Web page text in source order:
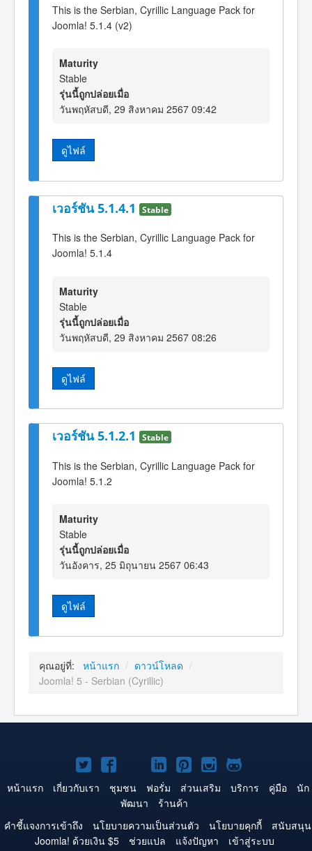
This is the Serbian, Cyrillic Language Pack for
Joomla! 5.1.4 (v2)
Maturity
Stable
รุ่นนี้ถูกปล่อยเมื่อ
วันพฤหัสบดี, 29 สิงหาคม 2567 09:42
ดูไฟล์
เวอร์ชัน 5.1.4.1 Stable
This is the Serbian, Cyrillic Language Pack for
Joomla! 5.1.4
Maturity
Stable
รุ่นนี้ถูกปล่อยเมื่อ
วันพฤหัสบดี, 29 สิงหาคม 2567 08:26
ดูไฟล์
เวอร์ชัน 5.1.2.1 Stable
This is the Serbian, Cyrillic Language Pack for
Joomla! 5.1.2
Maturity
Stable
รุ่นนี้ถูกปล่อยเมื่อ
วันอังคาร, 25 มิถุนายน 2567 06:43
ดูไฟล์
คุณอยู่ที่: หน้าแรก / ดาวน์โหลด /
Joomla! 5 - Serbian (Cyrillic)
Joomla!
บน
Twitter
Joomla!
บน
Facebook
Joomla!
บน
YouTube
Joomla!
บน
LinkedIn
Joomla!
บน
Pinterest
Joomla!
บน
Joomla!
บน
หน้าแรก เกี่ยวกับเรา ชุมชน ฟอรั่ม ส่วนเสริม บริการ คู่มือ
นัก
พัฒนา
ร้านค้า
คำชี้แจงการเข้าถึง
นโยบายความเป็นส่วนตัว นโยบายคุกกี้
สนับสนุน
Joomla! ด้วยเงิน $5
ช่วยแปล แจ้งปัญหา เข้าสู่ระบบ